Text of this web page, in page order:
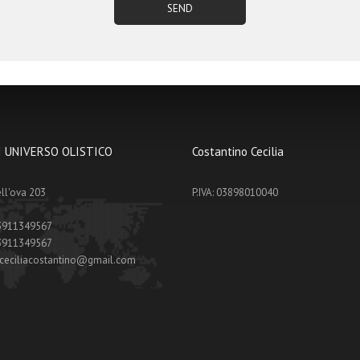
OLISTICO
203
Costantino Cecilia
P.IVA: 03898010040